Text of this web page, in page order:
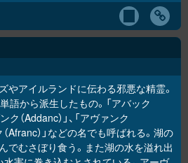
やアイルランドに伝わる邪悪な精霊。
語から派生したもの。「アバック
ク（Addanc）」、「アヴァンク
（Afranc）」などの名でも呼ばれる。湖の
でむさぼり食う。また湖の水を溢れ出